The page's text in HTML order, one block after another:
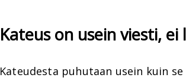
Kateus on usein viesti,
Kateudesta puhutaan usein kuin